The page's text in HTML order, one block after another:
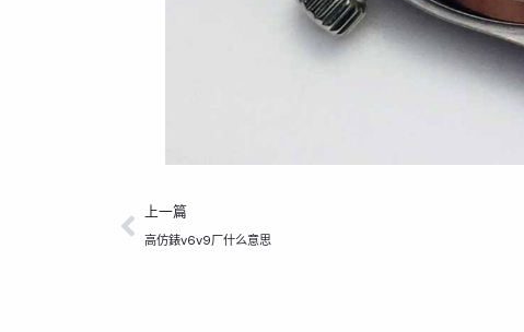
上一頁
上一篇
高仿錶v6v9厂什么意思